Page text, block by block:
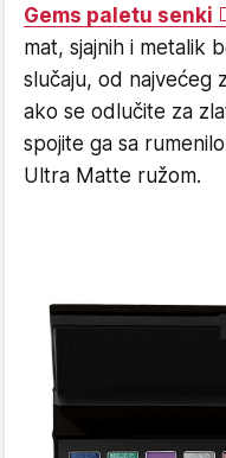
Gems paletu senki
mat, sjajnih i metalik
slučaju, od najvećeg
ako se odlučite za
spojite ga sa
Ultra Matte ružom.